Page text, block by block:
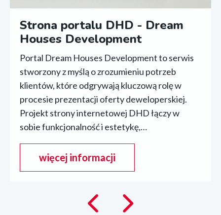
Poprzedni
slajd
Następny
slajd
Strona portalu DHD - Dream
Houses Development
Portal Dream Houses Development to serwis
stworzony z myślą o zrozumieniu potrzeb
klientów, które odgrywają kluczową rolę w
procesie prezentacji oferty deweloperskiej.
Projekt strony internetowej DHD łączy w
sobie funkcjonalność i estetykę,…
więcej informacji
Strona
DHD